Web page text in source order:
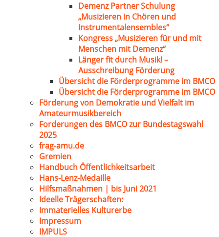
Demenz Partner Schulung
„Musizieren in Chören und
Instrumentalensembles“
Kongress „Musizieren für und mit
Menschen mit Demenz“
Länger fit durch Musik! –
Ausschreibung Förderung
Übersicht die Förderprogramme im BMCO
Übersicht die Förderprogramme im BMCO
Förderung von Demokratie und Vielfalt im
Amateurmusikbereich
Forderungen des BMCO zur Bundestagswahl
2025
frag-amu.de
Gremien
Handbuch Öffentlichkeitsarbeit
Hans-Lenz-Medaille
Hilfsmaßnahmen | bis Juni 2021
Ideelle Trägerschaften:
Immaterielles Kulturerbe
Impressum
IMPULS